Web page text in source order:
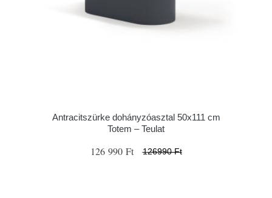
Antracitszürke dohányzóasztal 50x111 cm
Totem – Teulat
126 990 Ft 126990 Ft